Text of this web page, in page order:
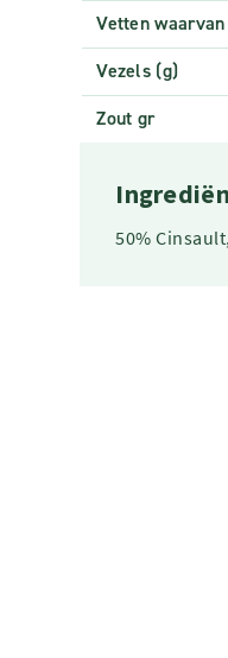
Vetten
Vezels (g)
Zout gr
50%